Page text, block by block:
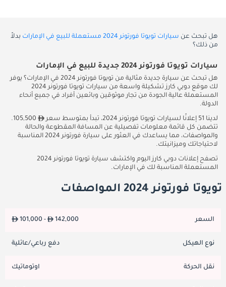
هل تبحث عن سيارات تويوتا فورتونر 2024 مستعملة للبيع في الإمارات
بدلاً
من ذلك؟
سيارات تويوتا فورتونر 2024 جديدة للبيع في الإمارات
هل تبحث عن سيارة جديدة مثالية من تويوتا فورتونر 2024 في الإمارات؟ يوفر
لك موقع دوبي كارز تشكيلة واسعة من سيارات تويوتا فورتونر 2024
المستعملة عالية الجودة من تجار موثوقين وبائعين أفراد في جميع أنحاء
الدولة.
لدينا 51 إعلانًا لسيارات تويوتا فورتونر 2024، تبدأ بمتوسط سعر
105,500.
تتضمن كل قائمة معلومات تفصيلية عن المسافة المقطوعة والحالة
والمواصفات، مما يساعدك في العثور على سيارة فورتونر 2024 المناسبة
لاحتياجاتك وميزانيتك.
تصفح إعلانات دوبي كارز اليوم واكتشف سيارة تويوتا فورتونر 2024
المستعملة المناسبة لك في الإمارات.
تويوتا فورتونر 2024 المواصفات
السعر 101,000 - 142,000
نوع الهيكل دفع رباعي/عائلية
نقل الحركة اوتوماتيك